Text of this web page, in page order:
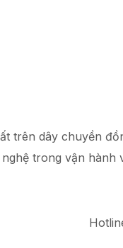
trên dây chuyền
trong vận hành